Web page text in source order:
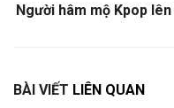
Người hâm mộ Kpop
BÀI VIẾT LIÊN QUAN